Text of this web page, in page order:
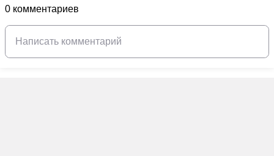
0 комментариев